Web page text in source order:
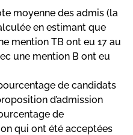
moyenne des admis (la
en estimant que
mention TB ont eu 17 au
une mention B ont eu
de candidats
d’admission
de
qui ont été acceptées